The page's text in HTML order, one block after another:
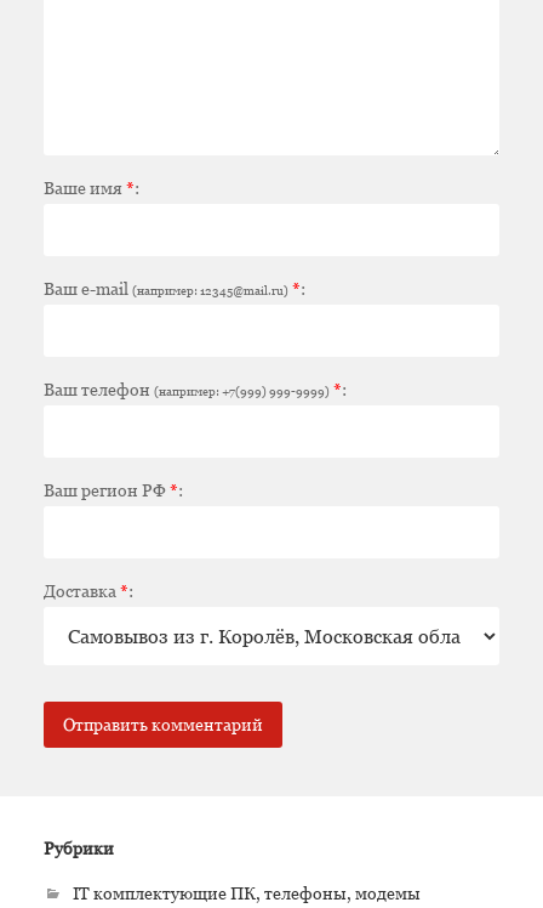
Ваше имя*:
Ваш e-mail (например: 12345@mail.ru) *:
Ваш телефон (например: +7(999) 999-9999) *:
Ваш регион РФ*:
Доставка *:
Рубрики
IT комплектующие ПК, телефоны, модемы